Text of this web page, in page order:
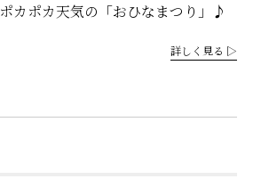
ポカポカ天気の「おひなまつり」♪
詳しく見る ▷